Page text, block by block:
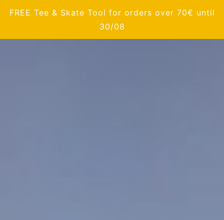
FREE Tee & Skate Tool for orders over 70€ until
30/08